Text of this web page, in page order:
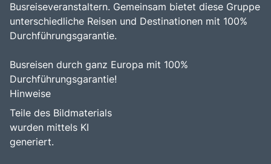
Busreiseveranstaltern. Gemeinsam bietet diese Gruppe
unterschiedliche Reisen und Destinationen mit 100%
Durchführungsgarantie.
Busreisen durch ganz Europa mit 100%
Durchführungsgarantie!
Hinweise
Teile des Bildmaterials
wurden mittels KI
generiert.